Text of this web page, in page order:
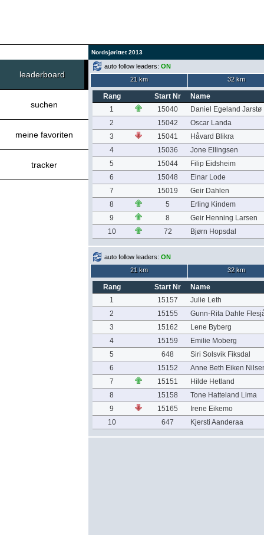
Nordsjørittet 2013
leaderboard
suchen
meine favoriten
tracker
auto follow leaders: ON
21 km
32 km
Rang Start Nr
Name
1
15040
Daniel Egeland Jarstø
2
15042
Oscar Landa
3
15041
Håvard Blikra
4
15036
Jone Ellingsen
5
15044
Filip Eidsheim
6
15048
Einar Lode
7
15019
Geir Dahlen
8
5
Erling Kindem
9
8
Geir Henning Larsen
10
72 Bjørn Hopsdal
auto follow leaders: ON
21 km
32 km
Rang Start Nr
Name
1
15157
Julie Leth
2
15155
Gunn-Rita Dahle
3
15162
Lene Byberg
4
15159
Emilie Moberg
5
648
Siri Solsvik Fiksdal
6
15152
Anne Beth Eiken
7
15151
Hilde Hetland
8
15158
Tone Hatteland Lima
9
15165
Irene Eikemo
10
647 Kjersti Aanderaa